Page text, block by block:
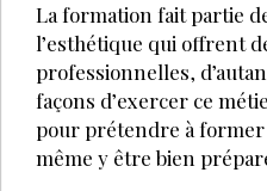
La formation fait partie
l’esthétique qui offrent
professionnelles,
façons d’exercer ce
pour prétendre à
même y être bien